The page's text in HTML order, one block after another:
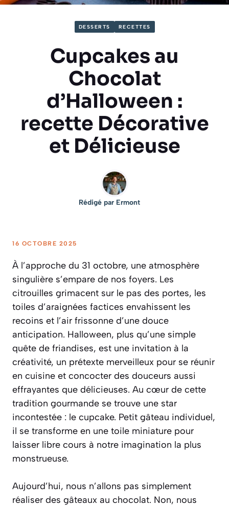
DESSERTS RECETTES
Cupcakes au
Chocolat
d’Halloween :
recette Décorative
et Délicieuse
Rédigé par Ermont
16 OCTOBRE 2025
À l’approche du 31 octobre, une atmosphère
singulière s’empare de nos foyers. Les
citrouilles grimacent sur le pas des portes, les
toiles d’araignées factices envahissent les
recoins et l’air frissonne d’une douce
anticipation. Halloween, plus qu’une simple
quête de friandises, est une invitation à la
créativité, un prétexte merveilleux pour se réunir
en cuisine et concocter des douceurs aussi
effrayantes que délicieuses. Au cœur de cette
tradition gourmande se trouve une star
incontestée : le cupcake. Petit gâteau individuel,
il se transforme en une toile miniature pour
laisser libre cours à notre imagination la plus
monstrueuse.
Aujourd’hui, nous n’allons pas simplement
réaliser des gâteaux au chocolat. Non, nous